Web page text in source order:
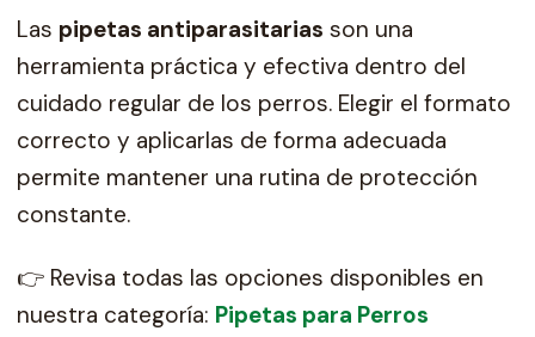
Las pipetas antiparasitarias son una
herramienta práctica y efectiva dentro del
cuidado regular de los perros. Elegir el formato
correcto y aplicarlas de forma adecuada
permite mantener una rutina de protección
constante.
👉 Revisa todas las opciones disponibles en
nuestra categoría: Pipetas para Perros